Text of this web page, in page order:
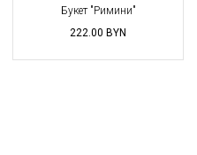
Букет "Римини"
222.00 BYN